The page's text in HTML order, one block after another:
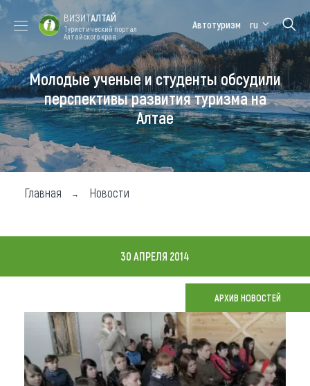
Форум VISIT
ALTAI
Цветение
маральника
Медицинский
форум
Алтайская
зимовка
Туры
Где побывать
Чем заняться
Карта
Что привезти (сувениры)
О регионе
ВИЗИТАЛТАЙ
Туристический портал
Алтайского края
Автотуризм ru
Молодые ученые и студенты обсудили
перспективы развития туризма на
Алтае
Главная Новости
30 АПРЕЛЯ 2014
АРХИВ НОВОСТЕЙ